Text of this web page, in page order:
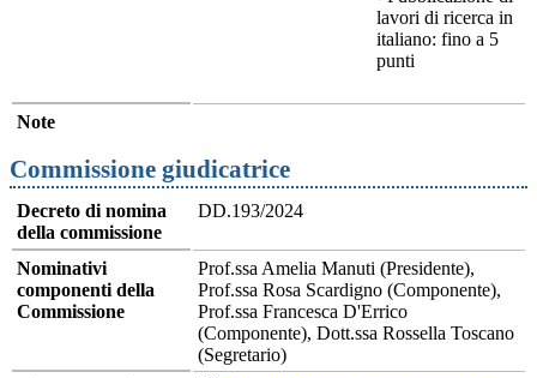
lavori di ricerca in
italiano: fino a 5
punti
Note
Commissione giudicatrice
Decreto di nomina
della commissione
DD.193/2024
Nominativi
componenti della
Commissione
Prof.ssa Amelia Manuti (Presidente),
Prof.ssa Rosa Scardigno (Componente),
Prof.ssa Francesca D'Errico
(Componente), Dott.ssa Rossella Toscano
(Segretario)